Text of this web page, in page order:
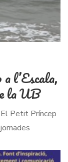
l’Escala,
la UB
Petit Príncep
la trobada […]